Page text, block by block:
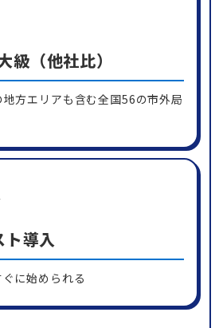
級（他社比）
方エリアも含む全国56の市外局
ト導入
に始められる